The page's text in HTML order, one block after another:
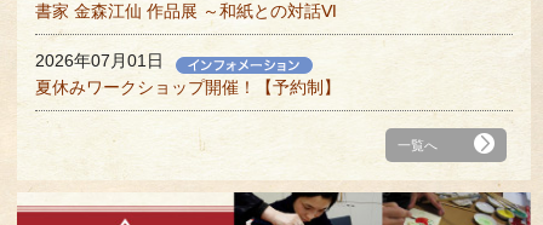
書家 金森江仙 作品展 ～和紙との対話Ⅵ
2026年07月01日
夏休みワークショップ開催！【予約制】
一覧へ